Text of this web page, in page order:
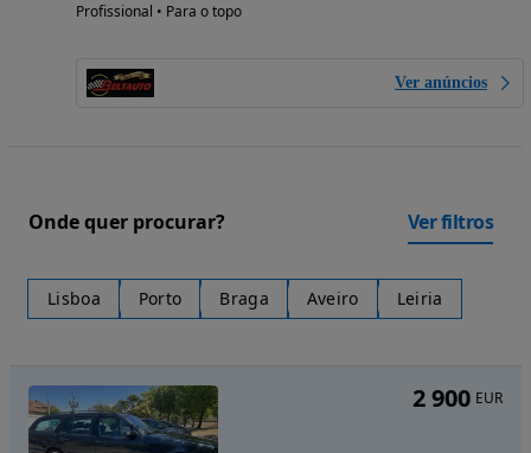
Profissional • Para o topo
Ver anúncios
Onde quer procurar? Ver filtros
Lisboa Porto Braga Aveiro Leiria
2 900 EUR